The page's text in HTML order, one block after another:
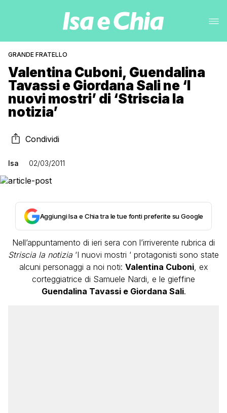
GRANDE FRATELLO
Valentina Cuboni, Guendalina
Tavassi e Giordana Sali ne ‘I
nuovi mostri’ di ‘Striscia la
notizia’
Condividi
Isa 02/03/2011
Aggiungi Isa e Chia tra le tue fonti preferite su Google
Nell’appuntamento di ieri sera con l’irriverente rubrica di
Striscia la notizia ‘I nuovi mostri ‘ protagonisti sono state
alcuni personaggi a noi noti: Valentina Cuboni, ex
corteggiatrice di Samuele Nardi, e le gieffine
Guendalina Tavassi e Giordana Sali.